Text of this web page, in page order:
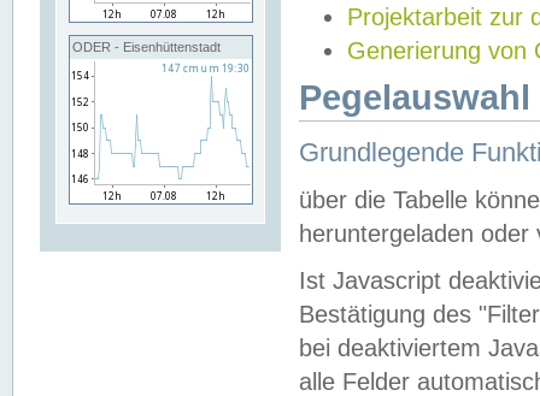
ODER - Eisenhüttenstadt
Projektarbeit zur
Generierung von
Grundlegende
über die Tabelle
heruntergeladen oder
Ist Javascript
Bestätigung des
bei deaktiviertem
alle Felder